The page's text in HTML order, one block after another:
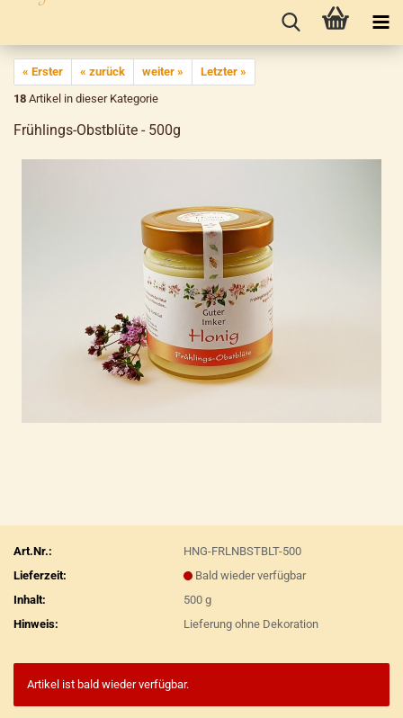
« Erster « zurück weiter »
Letzter »
18 Artikel in dieser Kategorie
Frühlings-Obstblüte - 500g
Art.Nr.:
HNG-FRLNBSTBLT-500
Lieferzeit:
Bald wieder verfügbar
Inhalt:
500 g
Hinweis:
Lieferung ohne Dekoration
Artikel ist bald wieder verfügbar.